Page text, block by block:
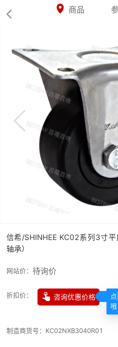

 商品
信希/SHINHEE KC02系列3寸
轴承）
网站价： 待询价
折扣价：  咨询优惠价格
制造商货号： KC02NXB3040R01